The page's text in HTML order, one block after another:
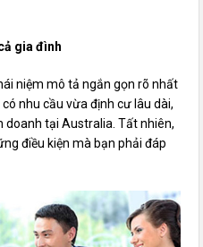
gia đình
niệm mô tả ngắn gọn rõ nhất
nhu cầu vừa định cư lâu dài,
tại Australia. Tất nhiên,
điều kiện mà bạn phải đáp